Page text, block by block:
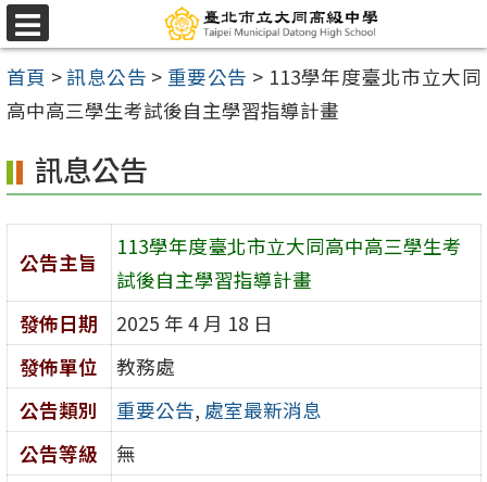
跳
至
主
要
容
區
選
單
首頁 >訊息公告 > 重要公告 > 113學年度臺北市立大同
高中高三學生考試後自主學習指導計畫
訊息公告
公告主旨
113學年度臺北市立大同高中高三學生考
試後自主學習指導計畫
發佈日期
2025 年 4 月 18 日
發佈單位
教務處
公告類別
重要公告, 處室最新消息
公告等級
無